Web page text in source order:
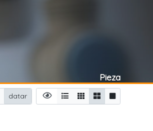
Pieza
datar